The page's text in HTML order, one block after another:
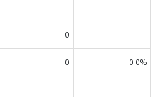
0 –
0 0.0%